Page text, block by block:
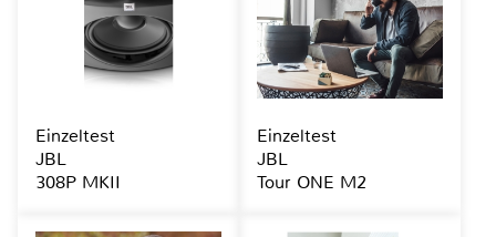
Einzeltest
JBL
308P MKII
Einzeltest
JBL
Tour ONE M2